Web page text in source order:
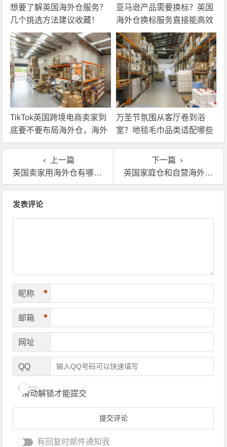
想要了解英国海外仓服务？
几个挑选方法建议收藏！
亚马逊产品需要换标？英国
海外仓换标服务直接能高效
解决！
TikTok英国跨境电商卖家到
底要不要布局海外仓，海外
仓优势分析！
万圣节氛围从客厅卷到浴
室？地毯毛巾品类适配哪些
海外仓服务？
上一篇
英国卖家用海外仓有哪些实际好处？
下一篇
英国家庭仓和自营海外仓该怎么选？
发表评论
昵称 *
邮箱 *
网址
QQ
滑动解锁才能提交
有回复时邮件通知我